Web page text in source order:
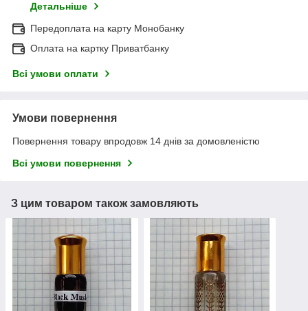
Детальніше
Передоплата на карту Монобанку
Оплата на картку Приватбанку
Всі умови оплати
Умови повернення
Повернення товару впродовж 14 днів за домовленістю
Всі умови повернення
З цим товаром також замовляють